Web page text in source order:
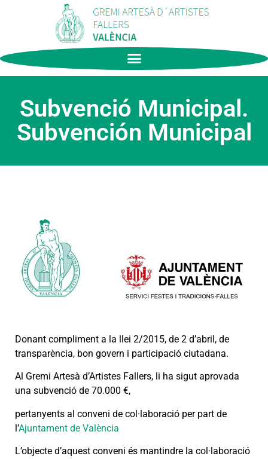
Subvenció Municipal.
Subvención Municipal
Donant compliment a la llei 2/2015, de 2 d’abril, de
transparència, bon govern i participació ciutadana.
Al Gremi Artesà d’Artistes Fallers, li ha sigut aprovada
una subvenció de 70.000 €,
pertanyents al conveni de col·laboració per part de
l’Ajuntament de València
L’objecte d’aquest conveni és mantindre la col·laboració